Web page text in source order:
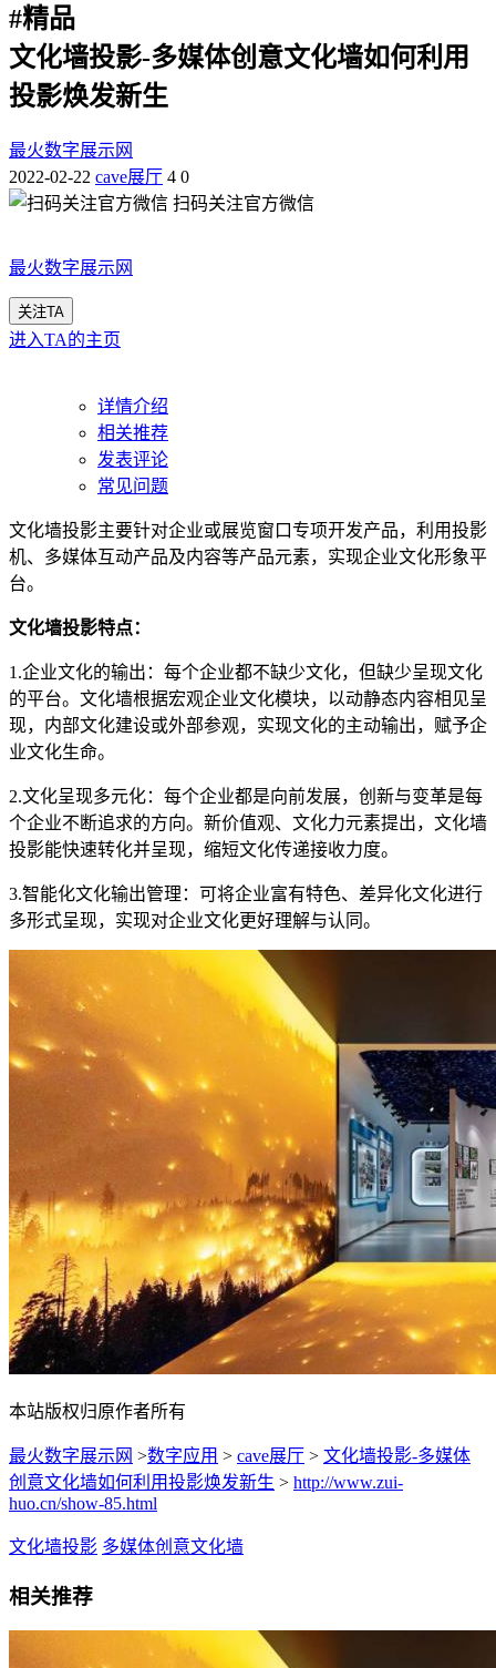
#精品
文化墙投影-多媒体创意文化墙如何利用
投影焕发新生
最火数字展示网
2022-02-22 cave展厅 4 0
扫码关注官方微信
最火数字展示网
关注TA
进入TA的主页
详情介绍
相关推荐
发表评论
常见问题
文化墙投影主要针对企业或展览窗口专项开发产品，利用投影
机、多媒体互动产品及内容等产品元素，实现企业文化形象平
台。
文化墙投影特点：
1.企业文化的输出：每个企业都不缺少文化，但缺少呈现文化
的平台。文化墙根据宏观企业文化模块，以动静态内容相见呈
现，内部文化建设或外部参观，实现文化的主动输出，赋予企
业文化生命。
2.文化呈现多元化：每个企业都是向前发展，创新与变革是每
个企业不断追求的方向。新价值观、文化力元素提出，文化墙
投影能快速转化并呈现，缩短文化传递接收力度。
3.智能化文化输出管理：可将企业富有特色、差异化文化进行
多形式呈现，实现对企业文化更好理解与认同。
本站版权归原作者所有
最火数字展示网 >数字应用 > cave展厅 > 文化墙投影-多媒体
创意文化墙如何利用投影焕发新生 > http://www.zui-
huo.cn/show-85.html
文化墙投影 多媒体创意文化墙
相关推荐